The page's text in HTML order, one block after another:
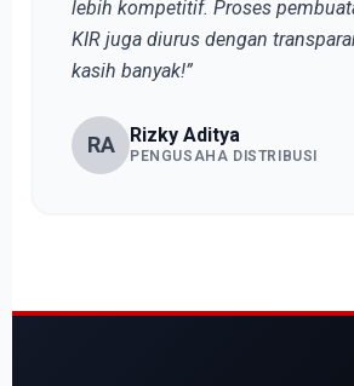
lebih kompetitif. Proses
KIR juga diurus dengan
kasih banyak!”
RA Rizky Aditya
PENGUSAHA DISTRIBUSI